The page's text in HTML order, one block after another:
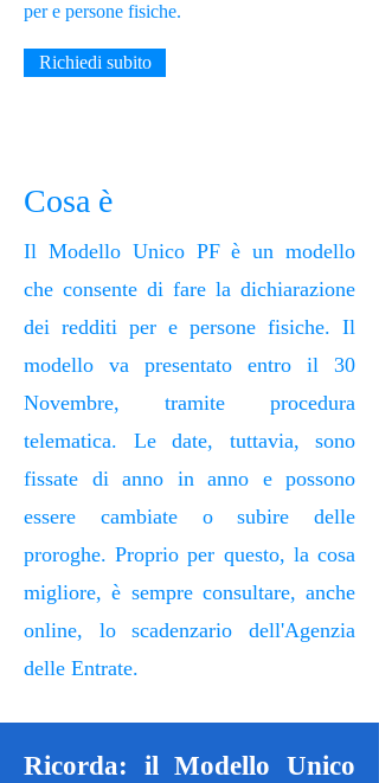
per e persone fisiche.
Richiedi subito
Cosa è
Il Modello Unico PF è un modello
che consente di fare la dichiarazione
dei redditi per e persone fisiche. Il
modello va presentato entro il 30
Novembre, tramite procedura
telematica. Le date, tuttavia, sono
fissate di anno in anno e possono
essere cambiate o subire delle
proroghe. Proprio per questo, la cosa
migliore, è sempre consultare, anche
online, lo scadenzario dell'Agenzia
delle Entrate.
Ricorda: il Modello Unico